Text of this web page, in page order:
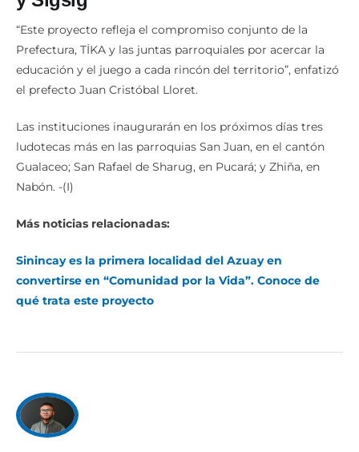
“Este proyecto refleja el compromiso conjunto de la
Prefectura, TİKA y las juntas parroquiales por acercar la
educación y el juego a cada rincón del territorio”, enfatizó
el prefecto Juan Cristóbal Lloret.
Las instituciones inaugurarán en los próximos días tres
ludotecas más en las parroquias San Juan, en el cantón
Gualaceo; San Rafael de Sharug, en Pucará; y Zhiña, en
Nabón. -(I)
Más noticias relacionadas:
Sinincay es la primera localidad del Azuay en
convertirse en “Comunidad por la Vida”. Conoce de
qué trata este proyecto